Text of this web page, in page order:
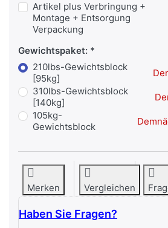
Artikel plus Verbringung +
Montage + Entsorgung
Verpackung
Gewichtspaket:
210lbs-Gewichtsblock
[95kg]
310lbs-Gewichtsblock
[140kg]
105kg-
Gewichtsblock
Merken Vergleichen
Haben Sie Fragen?